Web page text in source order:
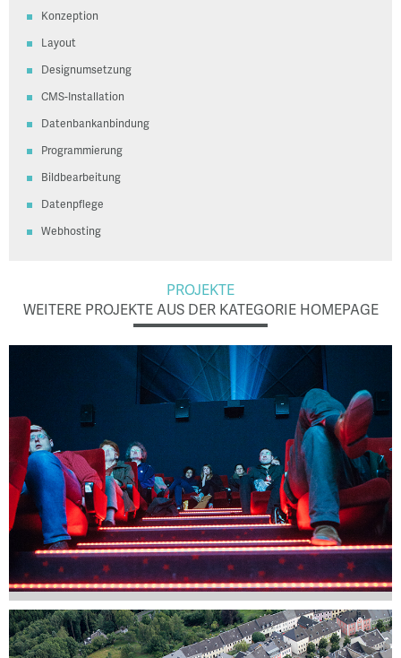
Konzeption
Layout
Designumsetzung
CMS-Installation
Datenbankanbindung
Programmierung
Bildbearbeitung
Datenpflege
Webhosting
PROJEKTE
WEITERE PROJEKTE AUS DER KATEGORIE HOMEPAGE